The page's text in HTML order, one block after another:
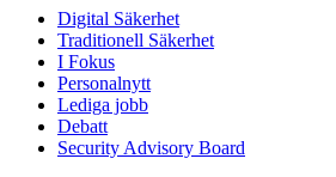
Digital Säkerhet
Traditionell Säkerhet
I Fokus
Personalnytt
Lediga jobb
Debatt
Security Advisory Board